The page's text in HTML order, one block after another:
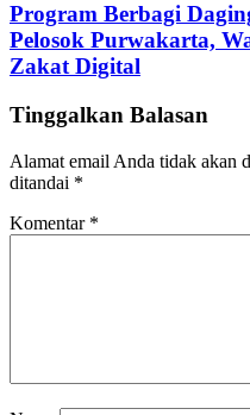
Program Berbagi
Pelosok Purwakarta,
Zakat Digital
Tinggalkan Balasan
Alamat email Anda tidak akan
ditandai *
Komentar *